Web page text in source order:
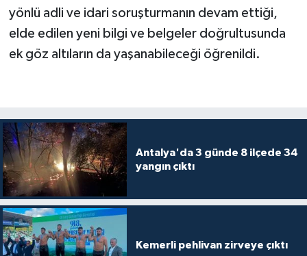
yönlü adli ve idari soruşturmanın devam ettiği,
elde edilen yeni bilgi ve belgeler doğrultusunda
ek göz altıların da yaşanabileceği öğrenildi.
Antalya'da 3 günde 8 ilçede 34
yangın çıktı
Kemerli pehlivan zirveye çıktı